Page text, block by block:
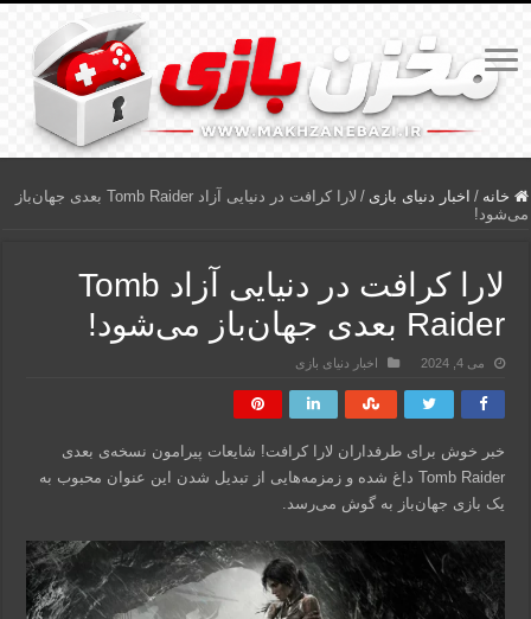
خانه / اخبار دنیای بازی /
لارا کرافت در دنیایی آزاد Tomb Raider بعدی جهان‌باز
می‌شود!
لارا کرافت در دنیایی آزاد Tomb
Raider بعدی جهان‌باز می‌شود!
می 4, 2024 اخبار دنیای بازی
خبر خوش برای طرفداران لارا کرافت! شایعات پیرامون نسخه‌ی بعدی
Tomb Raider داغ شده و زمزمه‌هایی از تبدیل شدن این عنوان محبوب به
یک بازی جهان‌باز به گوش می‌رسد.